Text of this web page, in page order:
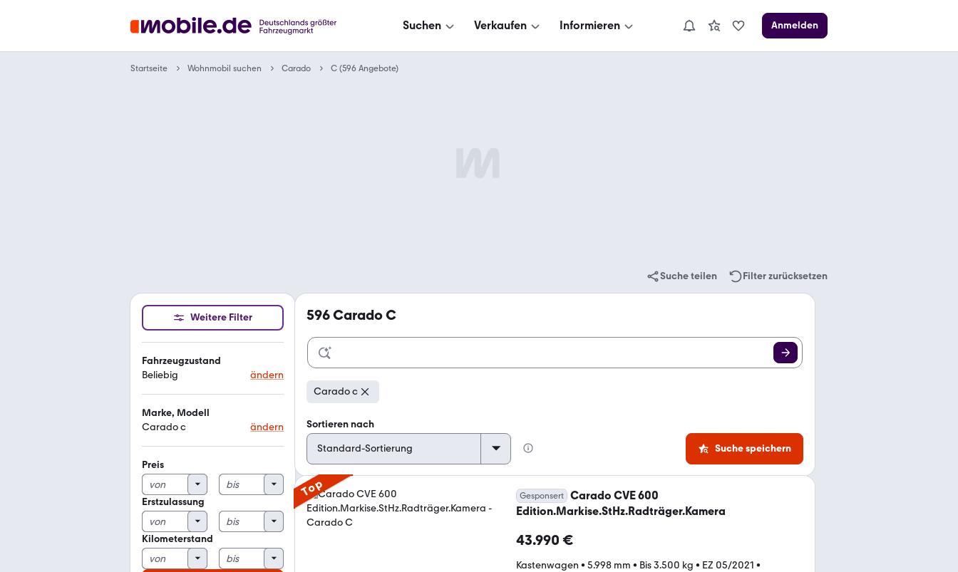
Suchen Verkaufen Informieren Anmelden
Startseite Wohnmobil suchen Carado C (596 Angebote)
Suche teilen Filter zurücksetzen
Weitere Filter
Fahrzeugzustand
Beliebig
ändern
Marke, Modell
Carado c
ändern
Preis
Erstzulassung
Kilometerstand
596Carado C
Carado c
Sortieren nach
Suche speichern
Top Gesponsert
Carado CVE 600
Edition.Markise.StHz.Radträger.Kamera
43.990 €
Kastenwagen • 5.998 mm • Bis 3.500 kg • EZ 05/2021 •